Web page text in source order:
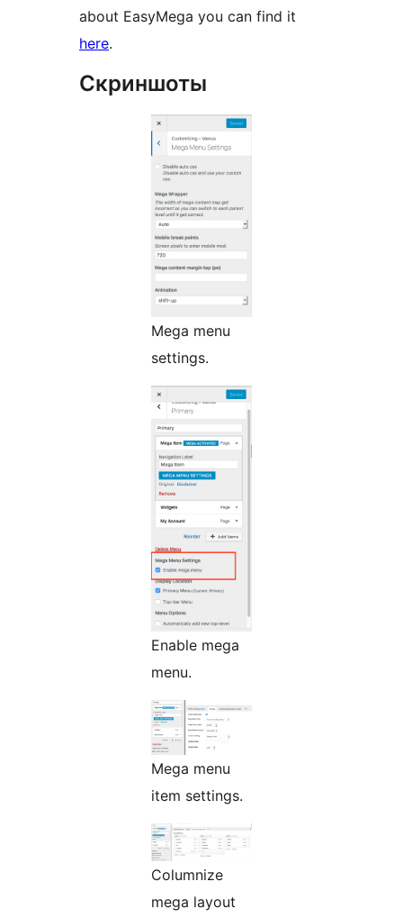
about EasyMega you can find it
here.
Скриншоты
Mega menu
settings.
Enable mega
menu.
Mega menu
item settings.
Columnize
mega layout